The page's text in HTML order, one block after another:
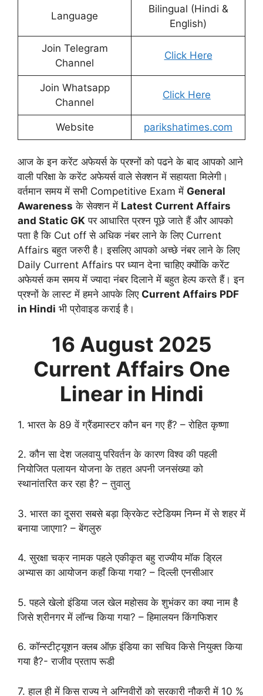
Language
Bilingual (Hindi &
English)
Join Telegram
Channel
Click Here
Join Whatsapp
Channel
Click Here
Website parikshatimes.com
आज के इन करेंट अफेयर्स के प्रश्नों को पढने के बाद आपको आने
वाली परिक्षा के करेंट अफेयर्स वाले सेक्शन में सहायता मिलेगी।
वर्तमान समय में सभी Competitive Exam में General
Awareness के सेक्शन में Latest Current Affairs
and Static GK पर आधारित प्रश्न पूछे जाते हैं और आपको
पता है कि Cut off से अधिक नंबर लाने के लिए Current
Affairs बहुत जरुरी है। इसलिए आपको अच्छे नंबर लाने के लिए
Daily Current Affairs पर ध्यान देना चाहिए क्योंकि करेंट
अफेयर्स कम समय में ज्यादा नंबर दिलाने में बहुत हेल्प करते हैं। इन
प्रश्नों के लास्ट में हमने आपके लिए Current Affairs PDF
in Hindi भी प्रोवाइड कराई है।
16 August 2025
Current Affairs One
Linear in Hindi
1. भारत के 89 वें ग्रैंडमास्टर कौन बन गए हैं? – रोहित कृष्णा
2. कौन सा देश जलवायु परिवर्तन के कारण विश्व की पहली
नियोजित पलायन योजना के तहत अपनी जनसंख्या को
स्थानांतरित कर रहा है? – तुवालु
3. भारत का दूसरा सबसे बड़ा क्रिकेट स्टेडियम निम्न में से शहर में
बनाया जाएगा? – बेंगलुरु
4. सुरक्षा चक्र नामक पहले एकीकृत बहु राज्यीय मॉक ड्रिल
अभ्यास का आयोजन कहाँ किया गया? – दिल्ली एनसीआर
5. पहले खेलो इंडिया जल खेल महोसव के शुभंकर का क्या नाम है
जिसे श्रीनगर में लॉन्च किया गया? – हिमालयन किंगफिशर
6. कॉन्स्टीट्यूशन क्लब ऑफ़ इंडिया का सचिव किसे नियुक्त किया
गया है?- राजीव प्रताप रूडी
7. हाल ही में किस राज्य ने अग्निवीरों को सरकारी नौकरी में 10 %